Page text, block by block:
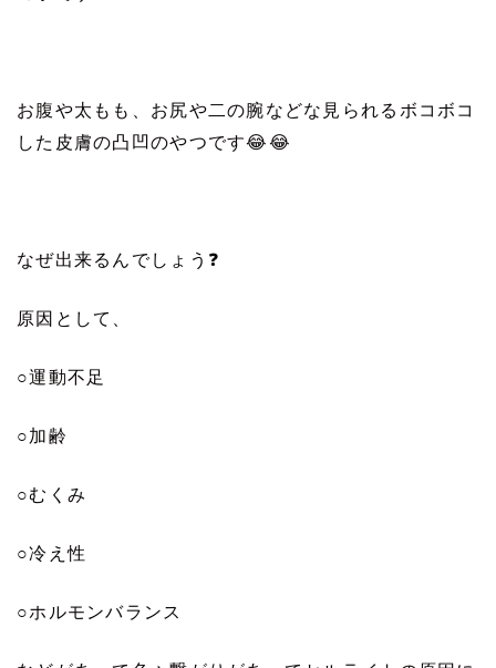
お腹や太もも、お尻や二の腕などな見られるボコボコ
した皮膚の凸凹のやつです😂😂
なぜ出来るんでしょう ❓
原因として、
○運動不足
○加齢
○むくみ
○冷え性
○ホルモンバランス